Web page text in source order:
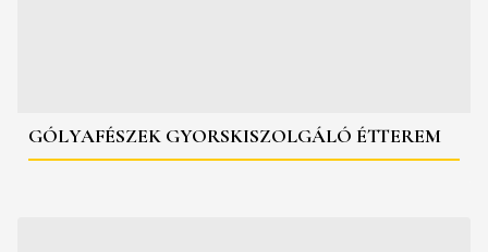
GÓLYAFÉSZEK GYORSKISZOLGÁLÓ ÉTTEREM